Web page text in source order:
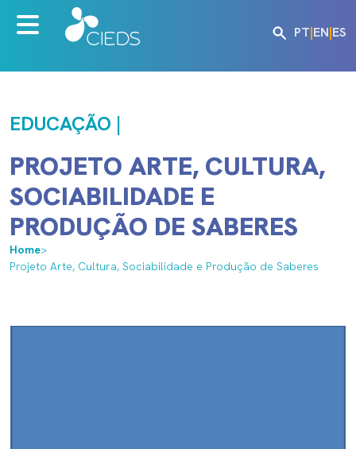
PT|EN|ES
EDUCAÇÃO |
PROJETO ARTE, CULTURA,
SOCIABILIDADE E
PRODUÇÃO DE SABERES
Home>
Projeto Arte, Cultura, Sociabilidade e Produção de Saberes